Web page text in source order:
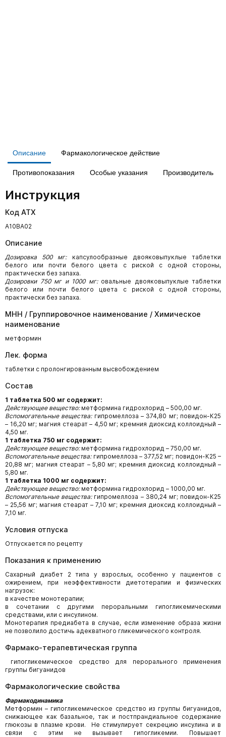
Описание Фармакологическое действие
Противопоказания Особые указания Производитель
Инструкция
Код АТХ
A10BA02
Описание
Дозировка 500 мг:капсулообразные двояковыпуклые таблетки
белого или почти белого цвета с риской с одной стороны,
практически без запаха.
Дозировки 750 мг и 1000 мг:овальные двояковыпуклые таблетки
белого или почти белого цвета с риской с одной стороны,
практически без запаха.
МНН / Группировочное наименование / Химическое
наименование
метформин
Лек. форма
таблетки с пролонгированным высвобождением
Состав
1 таблетка 500 мг содержит:
Действующее вещество:метформина гидрохлорид – 500,00 мг.
Вспомогательные вещества:гипромеллоза – 374,80 мг; повидон-К25
– 16,20 мг; магния стеарат – 4,50 мг; кремния диоксид коллоидный –
4,50 мг.
1 таблетка 750 мг содержит:
Действующее вещество:метформина гидрохлорид – 750,00 мг.
Вспомогательные вещества:гипромеллоза – 377,52 мг; повидон-К25 –
20,88 мг; магния стеарат – 5,80 мг; кремния диоксид коллоидный –
5,80 мг.
1 таблетка 1000 мг содержит:
Действующее вещество:метформина гидрохлорид – 1000,00 мг.
Вспомогательные вещества:гипромеллоза – 380,24 мг; повидон-К25
– 25,56 мг; магния стеарат – 7,10 мг; кремния диоксид коллоидный –
7,10 мг.
Условия отпуска
Отпускается по рецепту
Показания к применению
Сахарный диабет 2 типа у взрослых, особенно у пациентов с
ожирением, при неэффективности диетотерапии и физических
нагрузок:
в качестве монотерапии;
в сочетании с другими пероральными гипогликемическими
средствами, или с инсулином.
Монотерапия предиабета в случае, если изменение образа жизни
не позволило достичь адекватного гликемического контроля.
Фармако-терапевтическая группа
гипогликемическое средство для перорального применения
группы бигуанидов
Фармакологические свойства
Фармакодинамика
Метформин – гипогликемическое средство из группы бигуанидов,
снижающее как базальное, так и постпрандиальное содержание
глюкозы в плазме крови. Не стимулирует секрецию инсулина и в
связи с этим не вызывает гипогликемии. Повышает